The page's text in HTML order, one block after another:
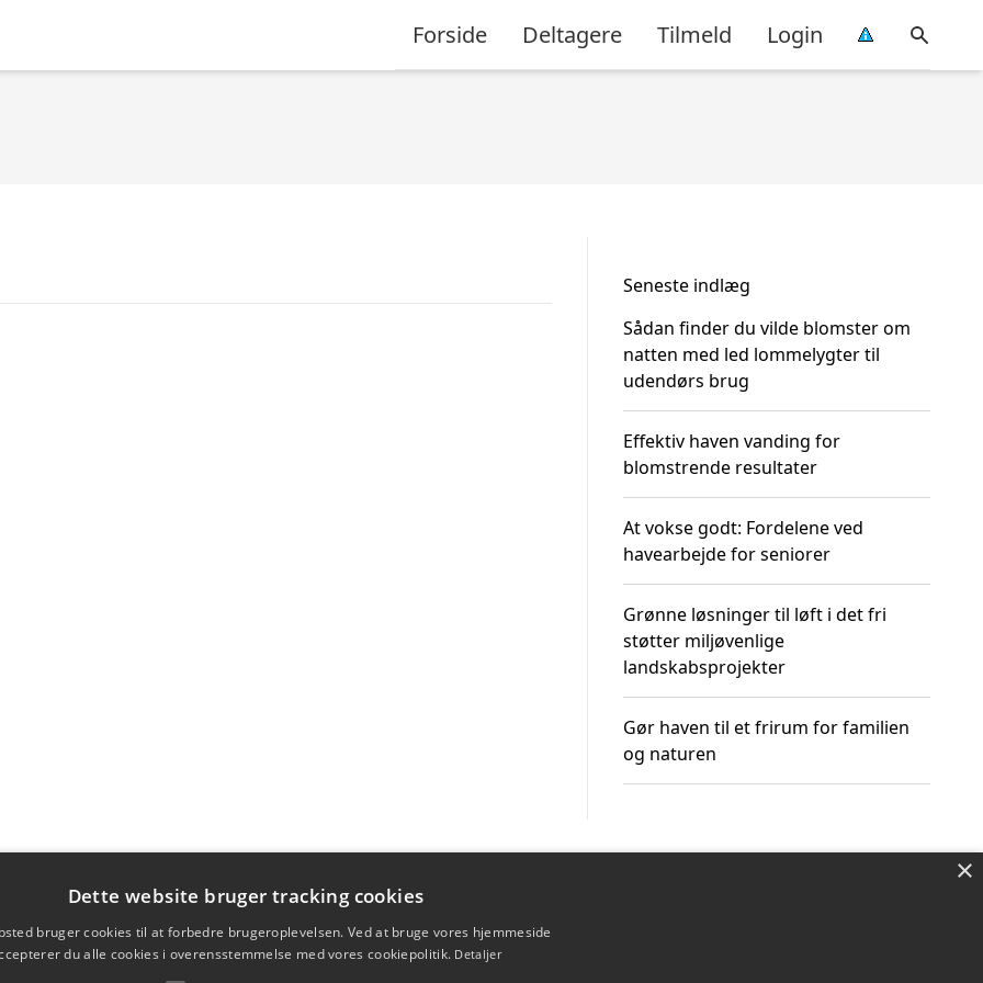
Forside Deltagere Tilmeld Login
Seneste indlæg
Sådan finder du vilde blomster om
natten med led lommelygter til
udendørs brug
Effektiv haven vanding for
blomstrende resultater
At vokse godt: Fordelene ved
havearbejde for seniorer
Grønne løsninger til løft i det fri
støtter miljøvenlige
landskabsprojekter
Gør haven til et frirum for familien
og naturen
×
Dette website bruger tracking cookies
bruger cookies til at forbedre brugeroplevelsen. Ved at bruge vores hjemmeside
du alle cookies i overensstemmelse med vores cookiepolitik. Detaljer